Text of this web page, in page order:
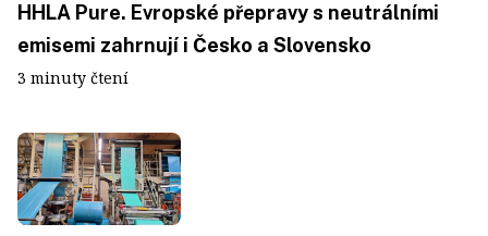
HHLA Pure. Evropské přepravy s neutrálními
emisemi zahrnují i Česko a Slovensko
3 minuty čtení